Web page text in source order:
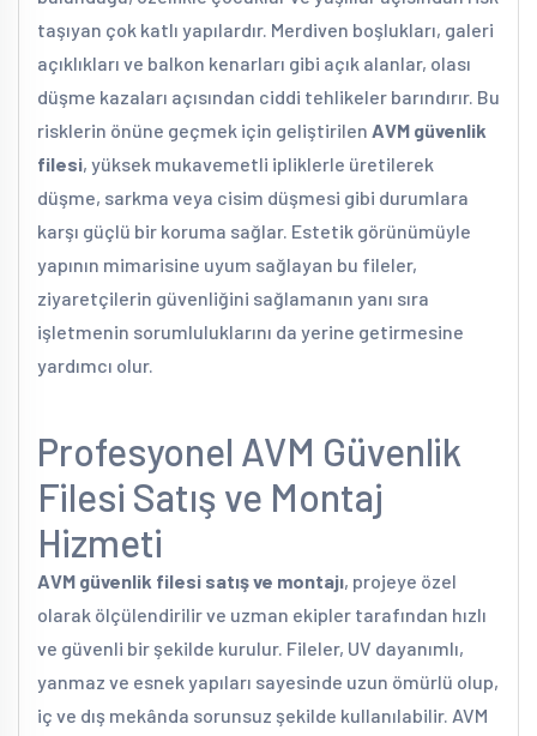
taşıyan çok katlı yapılardır. Merdiven boşlukları, galeri
açıklıkları ve balkon kenarları gibi açık alanlar, olası
düşme kazaları açısından ciddi tehlikeler barındırır. Bu
risklerin önüne geçmek için geliştirilen AVM güvenlik
filesi, yüksek mukavemetli ipliklerle üretilerek
düşme, sarkma veya cisim düşmesi gibi durumlara
karşı güçlü bir koruma sağlar. Estetik görünümüyle
yapının mimarisine uyum sağlayan bu fileler,
ziyaretçilerin güvenliğini sağlamanın yanı sıra
işletmenin sorumluluklarını da yerine getirmesine
yardımcı olur.
Profesyonel AVM Güvenlik
Filesi Satış ve Montaj
Hizmeti
AVM güvenlik filesi satış ve montajı, projeye özel
olarak ölçülendirilir ve uzman ekipler tarafından hızlı
ve güvenli bir şekilde kurulur. Fileler, UV dayanımlı,
yanmaz ve esnek yapıları sayesinde uzun ömürlü olup,
iç ve dış mekânda sorunsuz şekilde kullanılabilir. AVM